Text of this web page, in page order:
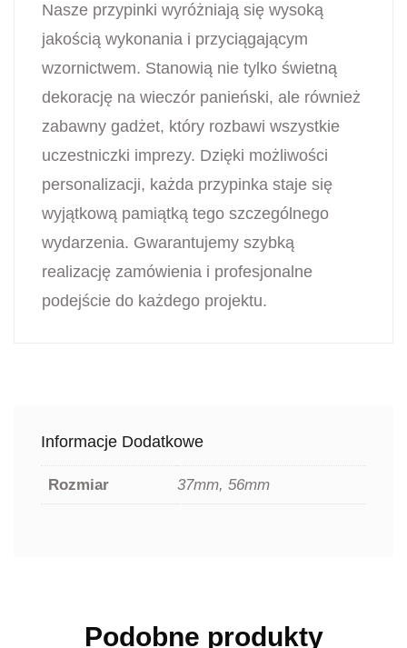
Nasze przypinki wyróżniają się wysoką
jakością wykonania i przyciągającym
wzornictwem. Stanowią nie tylko świetną
dekorację na wieczór panieński, ale również
zabawny gadżet, który rozbawi wszystkie
uczestniczki imprezy. Dzięki możliwości
personalizacji, każda przypinka staje się
wyjątkową pamiątką tego szczególnego
wydarzenia. Gwarantujemy szybką
realizację zamówienia i profesjonalne
podejście do każdego projektu.
Informacje Dodatkowe
Rozmiar 37mm, 56mm
Podobne produkty